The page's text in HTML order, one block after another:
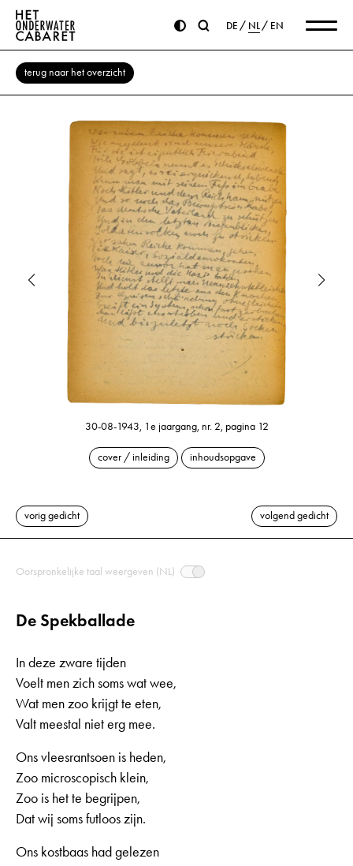
DE NL EN
terug naar het overzicht
30-08-1943, 1e jaargang, nr. 2, pagina 12
cover / inleiding inhoudsopgave
vorig gedicht volgend gedicht
Oorspronkelijke taal weergeven (NL)
De Spekballade
In deze zware tijden
Voelt men zich soms wat wee,
Wat men zoo krijgt te eten,
Valt meestal niet erg mee.
Ons vleesrantsoen is heden,
Zoo microscopisch klein,
Zoo is het te begrijpen,
Dat wij soms futloos zijn.
Ons kostbaas had gelezen